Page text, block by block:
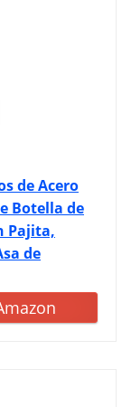
de Acero
Botella de
Pajita,
de